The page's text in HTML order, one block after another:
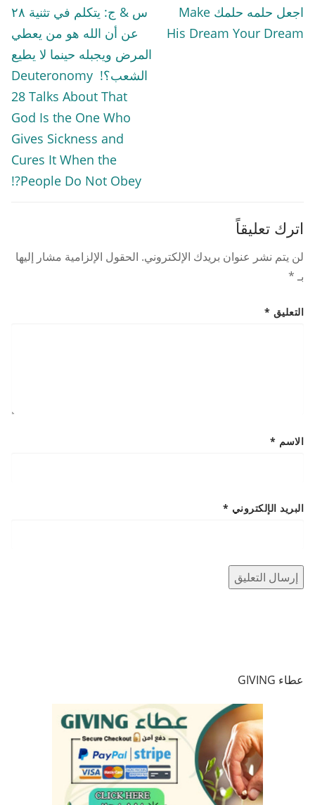
المقالات
Previous
post:
س & ج: يتكلم في تثنية ٢٨
عن أن الله هو من يعطي
المرض ويجبله حينما لا يطيع
الشعب؟! Deuteronomy
28 Talks About That
God Is the One Who
Gives Sickness and
Cures It When the
People Do Not Obey?!
Next
post:
اجعل حلمه حلمك Make
His Dream Your Dream
اترك تعليقاً
لن يتم نشر عنوان بريدك الإلكتروني. الحقول الإلزامية مشار إليها
بـ*
التعليق *
الاسم *
البريد الإلكتروني *
عطاء GIVING